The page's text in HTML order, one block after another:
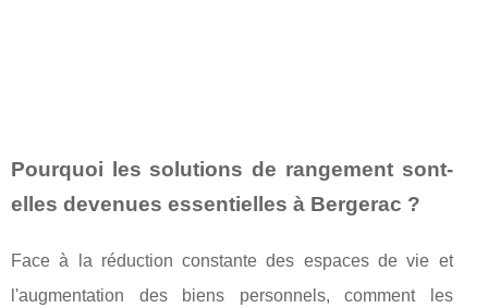
Pourquoi les solutions de rangement sont-
elles devenues essentielles à Bergerac ?
Face à la réduction constante des espaces de vie et
l'augmentation des biens personnels, comment les